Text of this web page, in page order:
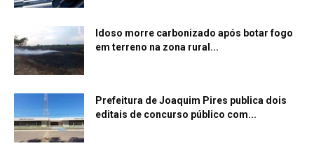
Idoso morre carbonizado após botar fogo
em terreno na zona rural...
Prefeitura de Joaquim Pires publica dois
editais de concurso público com...